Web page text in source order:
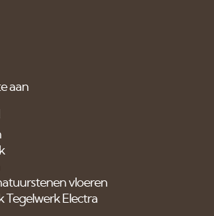
aan
vloeren
Tegelwerk Electra